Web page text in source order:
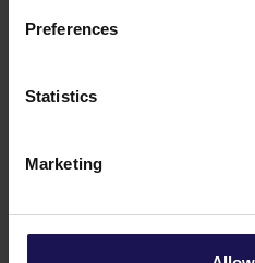
Preferences
Statistics
Marketing
GTC zawarło umowę